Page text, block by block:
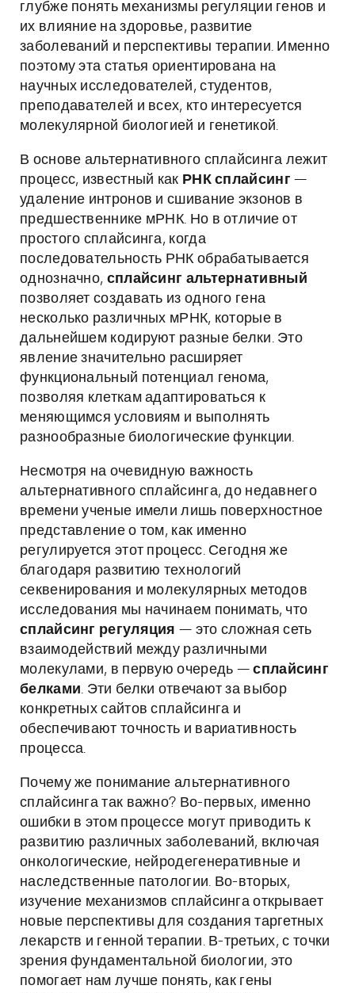
глубже понять механизмы регуляции генов и
их влияние на здоровье, развитие
заболеваний и перспективы терапии. Именно
поэтому эта статья ориентирована на
научных исследователей, студентов,
преподавателей и всех, кто интересуется
молекулярной биологией и генетикой.
В основе альтернативного сплайсинга лежит
процесс, известный как РНК сплайсинг —
удаление интронов и сшивание экзонов в
предшественнике мРНК. Но в отличие от
простого сплайсинга, когда
последовательность РНК обрабатывается
однозначно, сплайсинг альтернативный
позволяет создавать из одного гена
несколько различных мРНК, которые в
дальнейшем кодируют разные белки. Это
явление значительно расширяет
функциональный потенциал генома,
позволяя клеткам адаптироваться к
меняющимся условиям и выполнять
разнообразные биологические функции.
Несмотря на очевидную важность
альтернативного сплайсинга, до недавнего
времени ученые имели лишь поверхностное
представление о том, как именно
регулируется этот процесс. Сегодня же
благодаря развитию технологий
секвенирования и молекулярных методов
исследования мы начинаем понимать, что
сплайсинг регуляция — это сложная сеть
взаимодействий между различными
молекулами, в первую очередь —сплайсинг
белками. Эти белки отвечают за выбор
конкретных сайтов сплайсинга и
обеспечивают точность и вариативность
процесса.
Почему же понимание альтернативного
сплайсинга так важно? Во-первых, именно
ошибки в этом процессе могут приводить к
развитию различных заболеваний, включая
онкологические, нейродегенеративные и
наследственные патологии. Во-вторых,
изучение механизмов сплайсинга открывает
новые перспективы для создания таргетных
лекарств и генной терапии. В-третьих, с точки
зрения фундаментальной биологии, это
помогает нам лучше понять, как гены